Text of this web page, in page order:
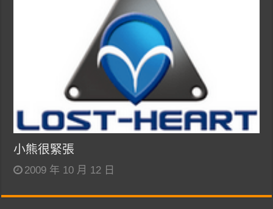
小熊很緊張
2009 年 10 月 12 日